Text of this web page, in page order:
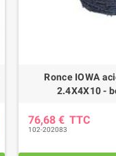
Ronce IOWA
2.4X4X10 -
76,68 € TTC
102-202083